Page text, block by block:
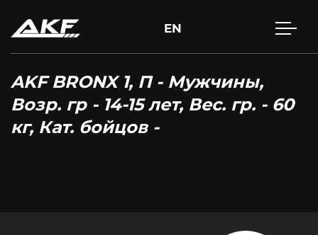
EN
AKF BRONX 1, П - Мужчины,
Возр. гр - 14-15 лет, Вес. гр. - 60
кг, Кат. бойцов -